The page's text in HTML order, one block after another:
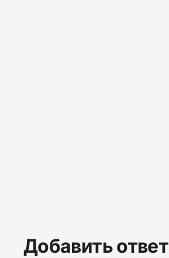
Добавить ответ